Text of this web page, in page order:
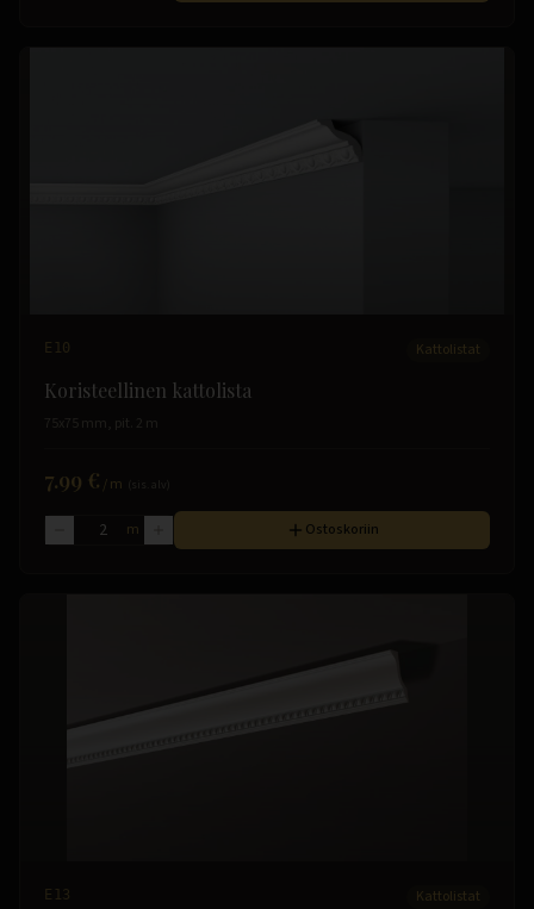
E10 Kattolistat
Koristeellinen kattolista
75x75 mm, pit. 2 m
7.99 € /m
m Ostoskoriin
E13 Kattolistat